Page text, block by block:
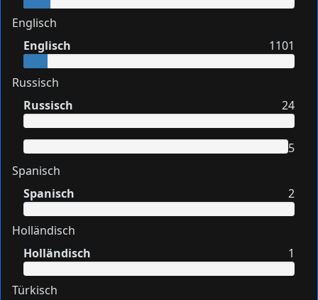
Englisch
Englisch
1101
Russisch
Russisch
24
5
Spanisch
Spanisch
2
Holländisch
Holländisch
1
Türkisch